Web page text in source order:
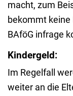
macht, zum
bekommt keine
BAföG infrage
Kindergeld:
Im Regelfall
weiter an die